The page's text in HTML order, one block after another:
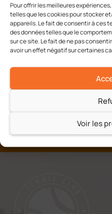
Pour offrir les meilleures
telles que les cookies pour stocker
appareils. Le fait de consentir à ces
des données telles que le
sur ce site. Le fait de ne pas
avoir un effet négatif sur certaines
Voir les
Challenge Edouard
15/16 ans Filles
A chacun son tennis